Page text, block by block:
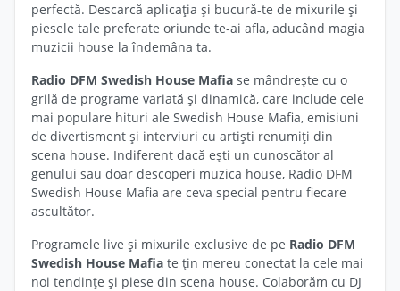
perfectă. Descarcă aplicația și bucură-te de mixurile și
piesele tale preferate oriunde te-ai afla, aducând magia
muzicii house la îndemâna ta.
Radio DFM Swedish House Mafia se mândrește cu o
grilă de programe variată și dinamică, care include cele
mai populare hituri ale Swedish House Mafia, emisiuni
de divertisment și interviuri cu artiști renumiți din
scena house. Indiferent dacă ești un cunoscător al
genului sau doar descoperi muzica house, Radio DFM
Swedish House Mafia are ceva special pentru fiecare
ascultător.
Programele live și mixurile exclusive de pe Radio DFM
Swedish House Mafia te țin mereu conectat la cele mai
noi tendințe și piese din scena house. Colaborăm cu DJ